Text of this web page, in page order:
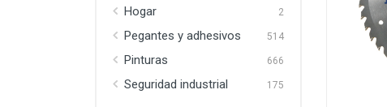
Hogar 2
Pegantes y adhesivos 514
Pinturas 666
Seguridad industrial 175